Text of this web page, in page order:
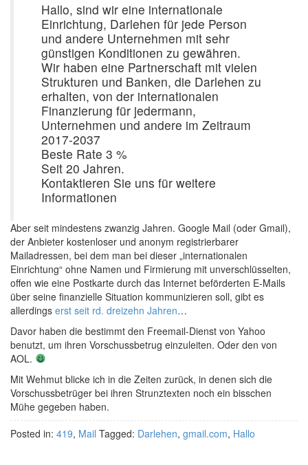
Hallo, sind wir eine internationale
Einrichtung, Darlehen für jede Person
und andere Unternehmen mit sehr
günstigen Konditionen zu gewähren.
Wir haben eine Partnerschaft mit vielen
Strukturen und Banken, die Darlehen zu
erhalten, von der internationalen
Finanzierung für jedermann,
Unternehmen und andere im Zeitraum
2017-2037
Beste Rate 3 %
Seit 20 Jahren.
Kontaktieren Sie uns für weitere
Informationen
Aber seit mindestens zwanzig Jahren. Google Mail (oder Gmail),
der Anbieter kostenloser und anonym registrierbarer
Mailadressen, bei dem man bei dieser „internationalen
Einrichtung“ ohne Namen und Firmierung mit unverschlüsselten,
offen wie eine Postkarte durch das Internet beförderten E-Mails
über seine finanzielle Situation kommunizieren soll, gibt es
allerdings erst seit rd. dreizehn Jahren…
Davor haben die bestimmt den Freemail-Dienst von Yahoo
benutzt, um ihren Vorschussbetrug einzuleiten. Oder den von
AOL.
Mit Wehmut blicke ich in die Zeiten zurück, in denen sich die
Vorschussbetrüger bei ihren Strunztexten noch ein bisschen
Mühe gegeben haben.
Posted in: 419, Mail Tagged: Darlehen, gmail.com, Hallo